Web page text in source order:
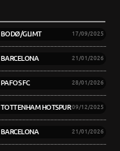
BODØ/GLIMT 17/09/2025
BARCELONA 21/01/2026
PAFOS FC 28/01/2026
TOTTENHAM HOTSPUR 09/12/2025
BARCELONA 21/01/2026